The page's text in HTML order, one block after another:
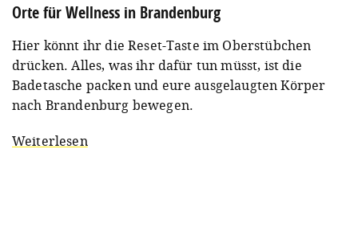
Orte für Wellness in Brandenburg
Hier könnt ihr die Reset-Taste im Oberstübchen
drücken. Alles, was ihr dafür tun müsst, ist die
Badetasche packen und eure ausgelaugten Körper
nach Brandenburg bewegen.
Weiterlesen